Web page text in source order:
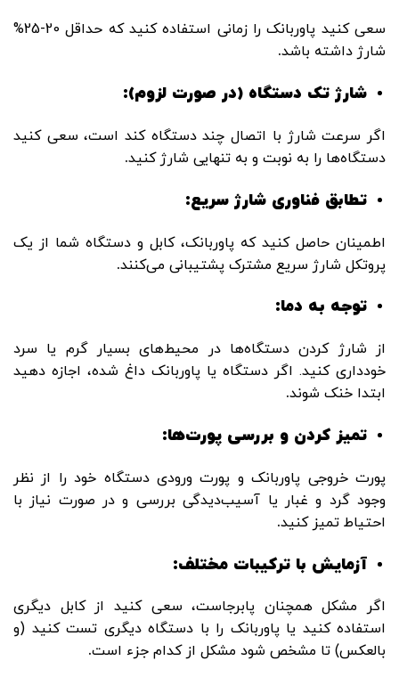
سعی کنید پاوربانک را زمانی استفاده کنید که حداقل 20-25%
شارژ داشته باشد.
شارژ تک دستگاه (در صورت لزوم):
اگر سرعت شارژ با اتصال چند دستگاه کند است، سعی کنید
دستگاه‌ها را به نوبت و به تنهایی شارژ کنید.
تطابق فناوری شارژ سریع:
اطمینان حاصل کنید که پاوربانک، کابل و دستگاه شما از یک
پروتکل شارژ سریع مشترک پشتیبانی می‌کنند.
توجه به دما:
از شارژ کردن دستگاه‌ها در محیط‌های بسیار گرم یا سرد
خودداری کنید. اگر دستگاه یا پاوربانک داغ شده، اجازه دهید
ابتدا خنک شوند.
تمیز کردن و بررسی پورت‌ها:
پورت خروجی پاوربانک و پورت ورودی دستگاه خود را از نظر
وجود گرد و غبار یا آسیب‌دیدگی بررسی و در صورت نیاز با
احتیاط تمیز کنید.
آزمایش با ترکیبات مختلف:
اگر مشکل همچنان پابرجاست، سعی کنید از کابل دیگری
استفاده کنید یا پاوربانک را با دستگاه دیگری تست کنید (و
بالعکس) تا مشخص شود مشکل از کدام جزء است.